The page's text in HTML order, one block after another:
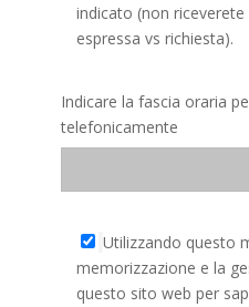
indicato (non
espressa vs richiesta).
Indicare la fascia oraria
telefonicamente
Utilizzando questo
memorizzazione e la
questo sito web per